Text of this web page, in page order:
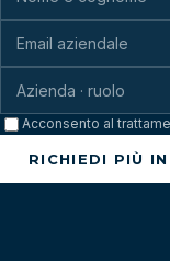
Acconsento al
RICHIEDI PIÙ